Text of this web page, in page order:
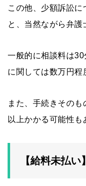
この他、少額訴訟
と、当然ながら弁護
一般的に相談料は
に関しては数万円程
また、手続きその
以上かかる可能性も
【給料未払